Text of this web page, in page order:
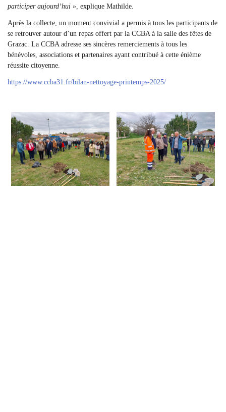
participer aujourd’hui », explique Mathilde.
Après la collecte, un moment convivial a permis à tous les participants de
se retrouver autour d’un repas offert par la CCBA à la salle des fêtes de
Grazac. La CCBA adresse ses sincères remerciements à tous les
bénévoles, associations et partenaires ayant contribué à cette énième
réussite citoyenne.
https://www.ccba31.fr/bilan-nettoyage-printemps-2025/